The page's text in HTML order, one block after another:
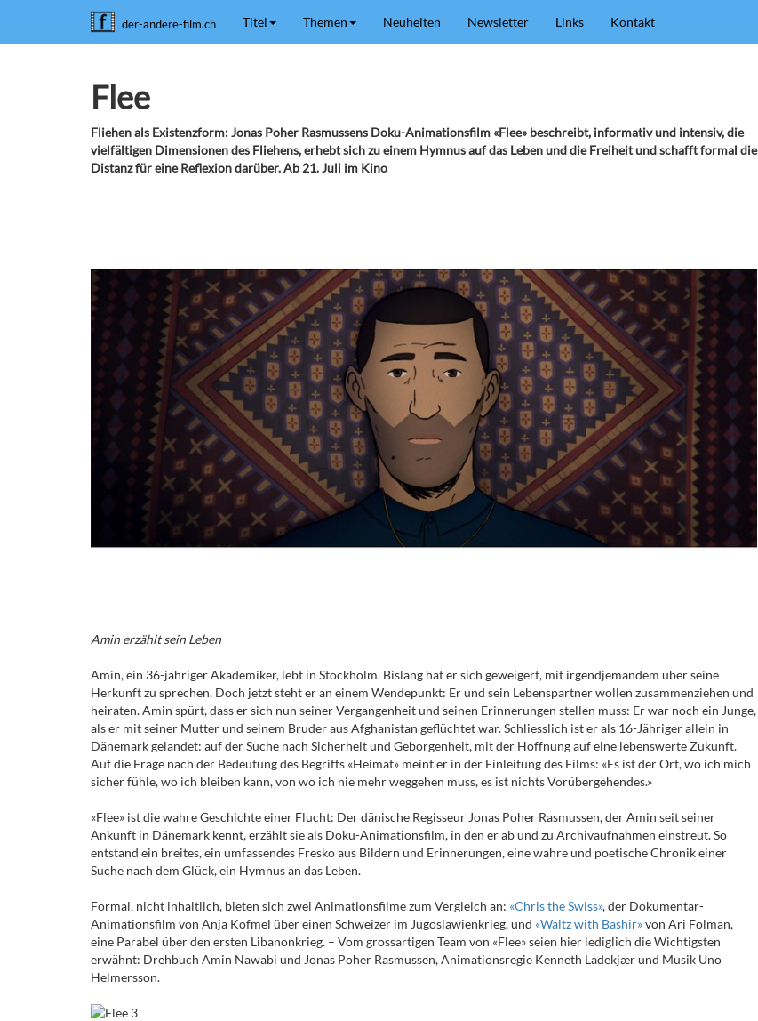
der-andere-film.ch Titel Themen Neuheiten Newsletter Links Kontakt
Flee
Fliehen als Existenzform: Jonas Poher Rasmussens Doku-Animationsfilm «Flee» beschreibt, informativ und intensiv, die
vielfältigen Dimensionen des Fliehens, erhebt sich zu einem Hymnus auf das Leben und die Freiheit und schafft formal die
Distanz für eine Reflexion darüber. Ab 21. Juli im Kino
Amin erzählt sein Leben
Amin, ein 36-jähriger Akademiker, lebt in Stockholm. Bislang hat er sich geweigert, mit irgendjemandem über seine
Herkunft zu sprechen. Doch jetzt steht er an einem Wendepunkt: Er und sein Lebenspartner wollen zusammenziehen und
heiraten. Amin spürt, dass er sich nun seiner Vergangenheit und seinen Erinnerungen stellen muss: Er war noch ein Junge,
als er mit seiner Mutter und seinem Bruder aus Afghanistan geflüchtet war. Schliesslich ist er als 16-Jähriger allein in
Dänemark gelandet: auf der Suche nach Sicherheit und Geborgenheit, mit der Hoffnung auf eine lebenswerte Zukunft.
Auf die Frage nach der Bedeutung des Begriffs «Heimat» meint er in der Einleitung des Films: «Es ist der Ort, wo ich mich
sicher fühle, wo ich bleiben kann, von wo ich nie mehr weggehen muss, es ist nichts Vorübergehendes.»
«Flee» ist die wahre Geschichte einer Flucht: Der dänische Regisseur Jonas Poher Rasmussen, der Amin seit seiner
Ankunft in Dänemark kennt, erzählt sie als Doku-Animationsfilm, in den er ab und zu Archivaufnahmen einstreut. So
entstand ein breites, ein umfassendes Fresko aus Bildern und Erinnerungen, eine wahre und poetische Chronik einer
Suche nach dem Glück, ein Hymnus an das Leben.
Formal, nicht inhaltlich, bieten sich zwei Animationsfilme zum Vergleich an: «Chris the Swiss», der Dokumentar-
Animationsfilm von Anja Kofmel über einen Schweizer im Jugoslawienkrieg, und «Waltz with Bashir»von Ari Folman,
eine Parabel über den ersten Libanonkrieg. – Vom grossartigen Team von «Flee» seien hier lediglich die Wichtigsten
erwähnt: Drehbuch Amin Nawabi und Jonas Poher Rasmussen, Animationsregie Kenneth Ladekjær und Musik Uno
Helmersson.